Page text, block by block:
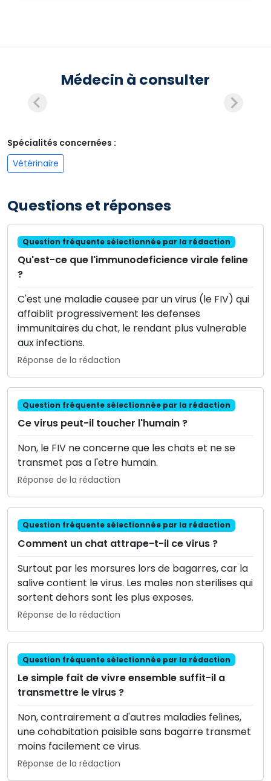
Médecin à consulter
Spécialités concernées :
Vétérinaire
Questions et réponses
Question fréquente sélectionnée par la rédaction
Qu'est-ce que l'immunodeficience virale feline
?
C'est une maladie causee par un virus (le FIV) qui
affaiblit progressivement les defenses
immunitaires du chat, le rendant plus vulnerable
aux infections.
Réponse de la rédaction
Question fréquente sélectionnée par la rédaction
Ce virus peut-il toucher l'humain ?
Non, le FIV ne concerne que les chats et ne se
transmet pas a l'etre humain.
Réponse de la rédaction
Question fréquente sélectionnée par la rédaction
Comment un chat attrape-t-il ce virus ?
Surtout par les morsures lors de bagarres, car la
salive contient le virus. Les males non sterilises qui
sortent dehors sont les plus exposes.
Réponse de la rédaction
Question fréquente sélectionnée par la rédaction
Le simple fait de vivre ensemble suffit-il a
transmettre le virus ?
Non, contrairement a d'autres maladies felines,
une cohabitation paisible sans bagarre transmet
moins facilement ce virus.
Réponse de la rédaction